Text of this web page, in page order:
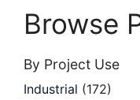
Browse
By Project Use
Industrial (172)